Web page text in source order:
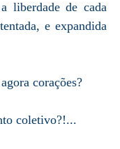
liberdade de cada
e expandida
corações?
coletivo?!...